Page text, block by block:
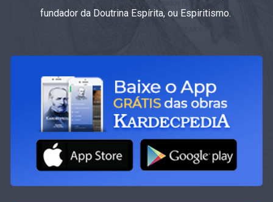
fundador da Doutrina Espírita, ou Espiritismo.